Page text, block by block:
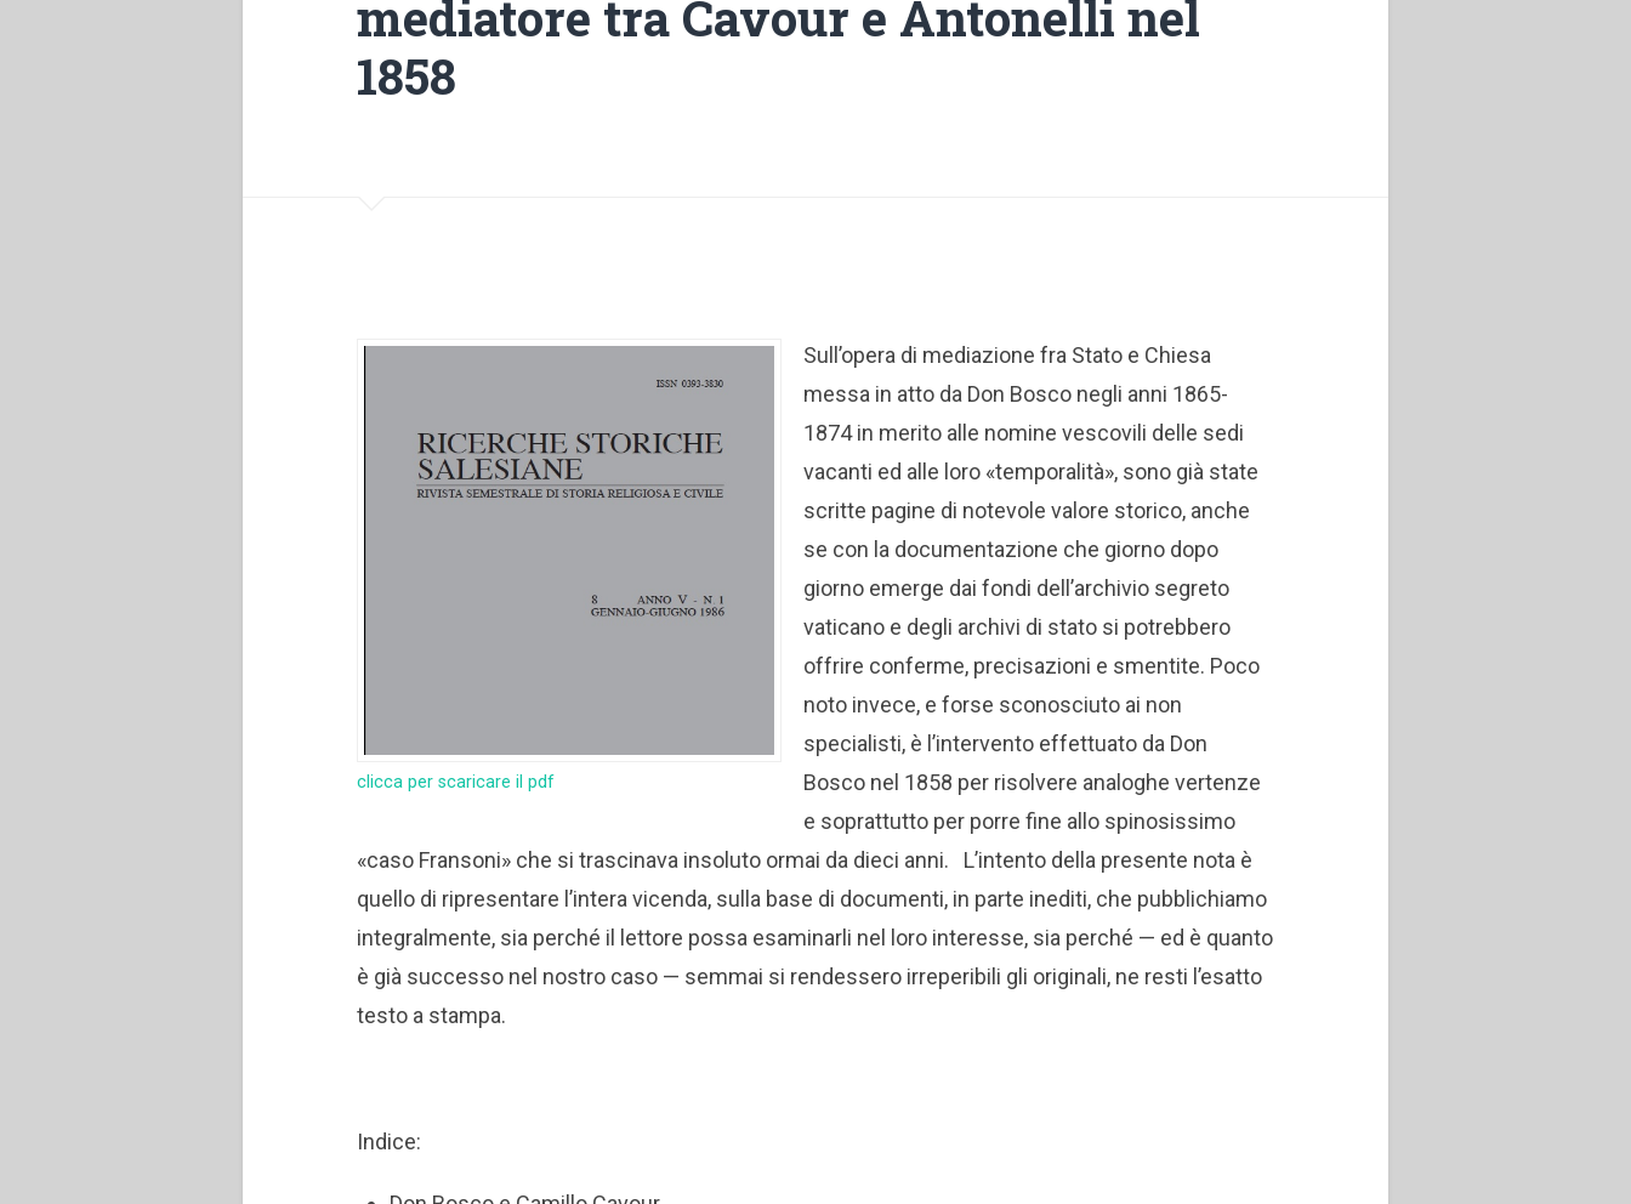
mediatore tra Cavour e Antonelli nel
1858
clicca per scaricare il pdf
Sull’opera di mediazione fra Stato e Chiesa
messa in atto da Don Bosco negli anni 1865-
1874 in merito alle nomine vescovili delle sedi
vacanti ed alle loro «temporalità», sono già state
scritte pagine di notevole valore storico, anche
se con la documentazione che giorno dopo
giorno emerge dai fondi dell’archivio segreto
vaticano e degli archivi di stato si potrebbero
offrire conferme, precisazioni e smentite. Poco
noto invece, e forse sconosciuto ai non
specialisti, è l’intervento effettuato da Don
Bosco nel 1858 per risolvere analoghe vertenze
e soprattutto per porre fine allo spinosissimo
«caso Fransoni» che si trascinava insoluto ormai da dieci anni.
L’intento della presente nota è
quello di ripresentare l’intera vicenda, sulla base di documenti, in parte inediti, che pubblichiamo
integralmente, sia perché il lettore possa esaminarli nel loro interesse, sia perché — ed è quanto
è già successo nel nostro caso — semmai si rendessero irreperibili gli originali, ne resti l’esatto
testo a stampa.
Indice: